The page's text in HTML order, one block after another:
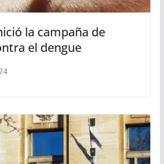
la campaña de
el dengue